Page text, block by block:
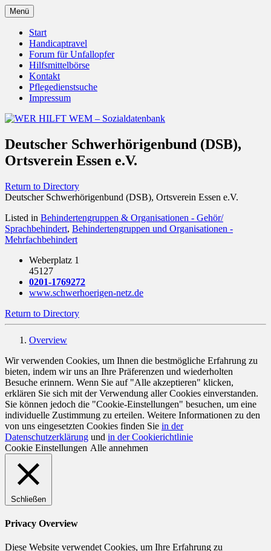
Zum
Inhalt
springen
WER HILFT WEM –
Sozialdatenbank
Menü
Start
Handicaptravel
Forum für Unfallopfer
Hilfsmittelbörse
Kontakt
Pflegedienstsuche
Impressum
Deutscher Schwerhörigenbund (DSB),
Ortsverein Essen e.V.
Return to Directory
Deutscher Schwerhörigenbund (DSB), Ortsverein Essen e.V.
Listed in Behindertengruppen & Organisationen - Gehör/
Sprachbehindert, Behindertengruppen und Organisationen -
Mehrfachbehindert
Weberplatz 1
45127
0201-1769272
www.schwerhoerigen-netz.de
Return to Directory
Overview
Wir verwenden Cookies, um Ihnen die bestmögliche Erfahrung zu
bieten, indem wir uns an Ihre Präferenzen und wiederholten
Besuche erinnern. Wenn Sie auf "Alle akzeptieren" klicken,
erklären Sie sich mit der Verwendung aller Cookies einverstanden.
Sie können jedoch die "Cookie-Einstellungen" besuchen, um eine
individuelle Zustimmung zu erteilen. Weitere Informationen zu den
von uns eingesetzten Cookies finden Sie in der
Datenschutzerklärung und in der Cookierichtlinie
Cookie Einstellungen Alle annehmen
Schließen
Privacy Overview
Diese Website verwendet Cookies, um Ihre Erfahrung zu